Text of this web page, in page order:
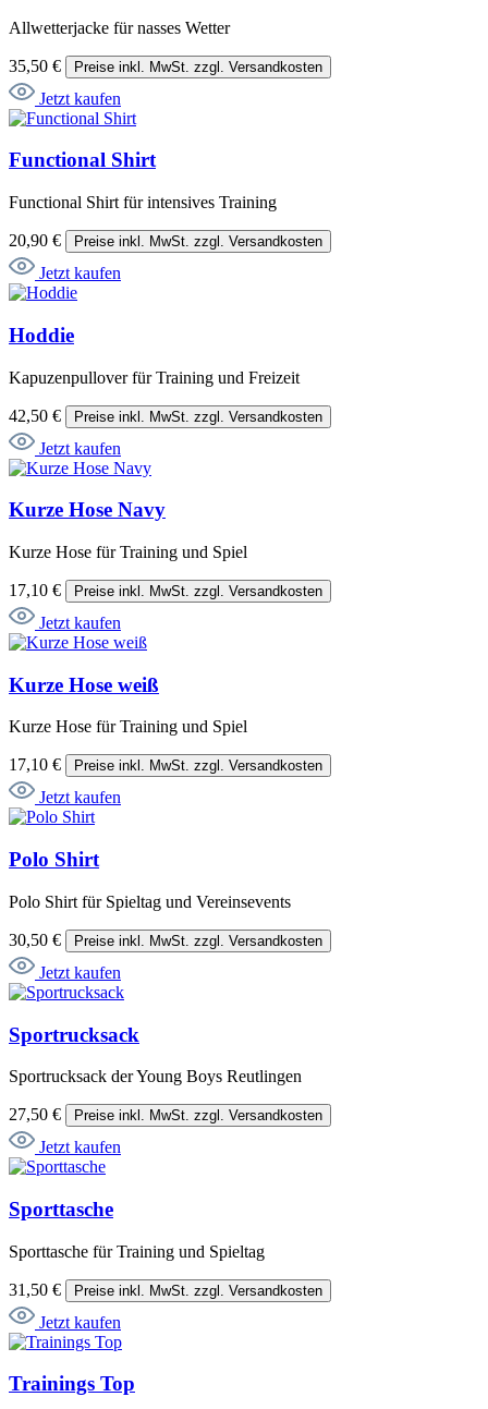
Allwetterjacke für nasses Wetter
35,50 € Preise inkl. MwSt. zzgl. Versandkosten
Jetzt kaufen
Functional Shirt
Functional Shirt für intensives Training
20,90 € Preise inkl. MwSt. zzgl. Versandkosten
Jetzt kaufen
Hoddie
Kapuzenpullover für Training und Freizeit
42,50 € Preise inkl. MwSt. zzgl. Versandkosten
Jetzt kaufen
Kurze Hose Navy
Kurze Hose für Training und Spiel
17,10 € Preise inkl. MwSt. zzgl. Versandkosten
Jetzt kaufen
Kurze Hose weiß
Kurze Hose für Training und Spiel
17,10 € Preise inkl. MwSt. zzgl. Versandkosten
Jetzt kaufen
Polo Shirt
Polo Shirt für Spieltag und Vereinsevents
30,50 € Preise inkl. MwSt. zzgl. Versandkosten
Jetzt kaufen
Sportrucksack
Sportrucksack der Young Boys Reutlingen
27,50 € Preise inkl. MwSt. zzgl. Versandkosten
Jetzt kaufen
Sporttasche
Sporttasche für Training und Spieltag
31,50 € Preise inkl. MwSt. zzgl. Versandkosten
Jetzt kaufen
Trainings Top